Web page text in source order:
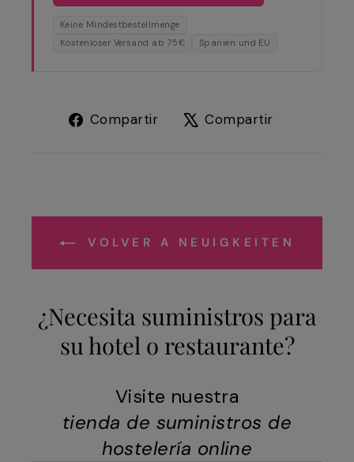
Keine Mindestbestellmenge
Kostenloser Versand ab 75€
Spanien und EU
Compartir
Compartir
Compartir
VOLVER A NEUIGKEITEN
¿Necesita suministros para
su hotel o restaurante?
Visite nuestra
tienda de suministros de
hostelería online